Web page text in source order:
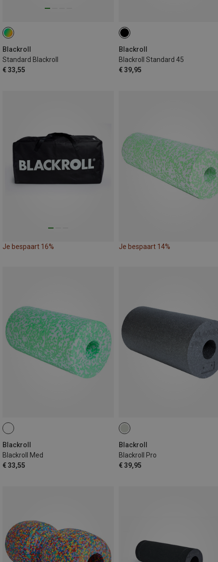
Blackroll
Standard Blackroll
€ 33,55
Blackroll
Blackroll Standard 45
€ 39,95
Je bespaart 16% Je bespaart 14%
Blackroll
Blackroll Med
€ 33,55
Blackroll
Blackroll Pro
€ 39,95